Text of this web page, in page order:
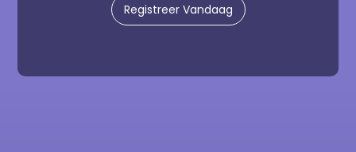
Registreer Vandaag